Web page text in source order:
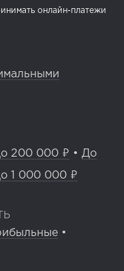
онлайн-платежи
200 000 ₽ • До
1 000 000 ₽
•